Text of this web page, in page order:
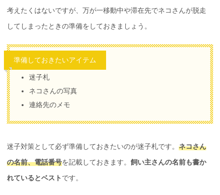
考えたくはないですが、万が一移動中や滞在先でネコさんが脱走
してしまったときの準備をしておきましょう。
準備しておきたいアイテム
迷子札
ネコさんの写真
連絡先のメモ
迷子対策として必ず準備しておきたいのが迷子札です。ネコさん
の名前、電話番号を記載しておきます。飼い主さんの名前も書か
れているとベスト です。